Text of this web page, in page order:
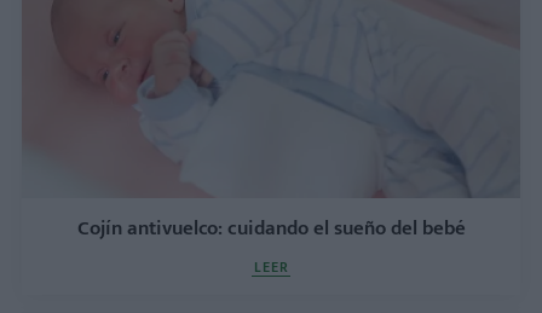
Cojín antivuelco: cuidando el sueño del bebé
LEER